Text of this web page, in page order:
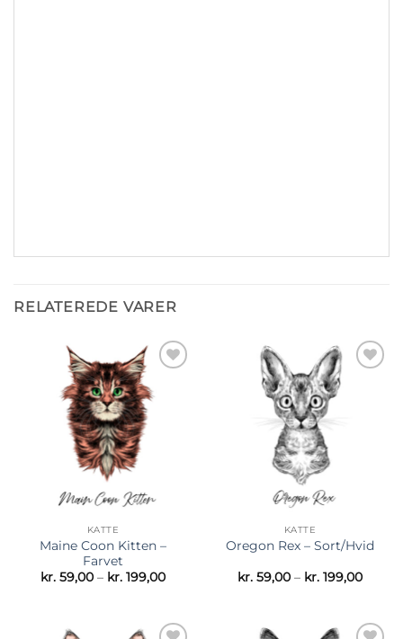
RELATEREDE VARER
Tilføj til
ønskeliste
KATTE
Maine Coon Kitten –
Farvet
kr. 59,00 – kr. 199,00Prisinterval:
Tilføj til
ønskeliste
KATTE
Oregon Rex – Sort/Hvid
kr. 59,00 – kr. 199,00